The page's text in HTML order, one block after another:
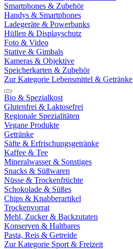
Smartphones & Zubehör
Handys & Smartphones
Ladegeräte & Powerbanks
Hüllen & Displayschutz
Foto & Video
Stative & Gimbals
Kameras & Objektive
Speicherkarten & Zubehör
Zur Kategorie Lebensmittel & Getränke
Bio & Spezialkost
Glutenfrei & Laktosefrei
Regionale Spezialitäten
Vegane Produkte
Getränke
Säfte & Erfrischungsgetränke
Kaffee & Tee
Mineralwasser & Sonstiges
Snacks & Süßwaren
Nüsse & Trockenfrüchte
Schokolade & Süßes
Chips & Knabberartikel
Trockenvorrat
Mehl, Zucker & Backzutaten
Konserven & Haltbares
Pasta, Reis & Getreide
Zur Kategorie Sport & Freizeit